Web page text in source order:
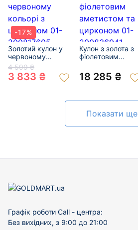
-17%
Золотий кулон у
червоному
кольорі з
цирконом 01-
200817605
4 599 ₴
3 833 ₴
Кулон з золота з
фіолетовим
цирконом 01-
200836941
18 285 ₴
Показати ще
Графік роботи Call - центра:
Без вихідних, з 9:00 до 21:00